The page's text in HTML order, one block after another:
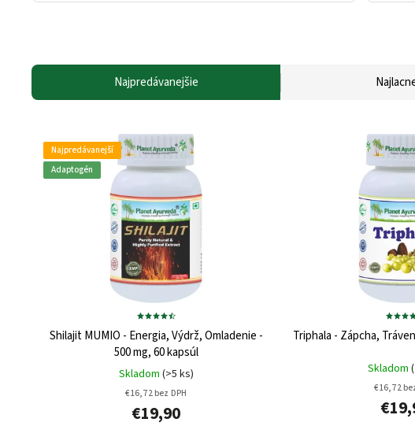
Najpredávanejšie
Najpredávanejší
Adaptogén
Shilajit MUMIO - Energia, Výdrž, Omladenie -
500 mg, 60 kapsúl
Skladom (>5 ks)
€16,72 bez DPH
€19,90
Triphala - Zápcha,
Skladom
€16,72